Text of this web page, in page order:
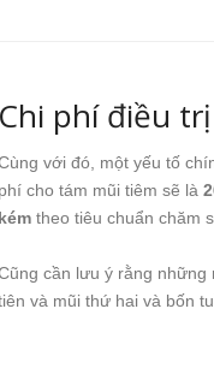
Chi phí điều trị
với đó, một yếu tố
phí cho tám mũi tiêm sẽ là
kém theo tiêu chuẩn chăm
cần lưu ý rằng những
và mũi thứ hai và bốn